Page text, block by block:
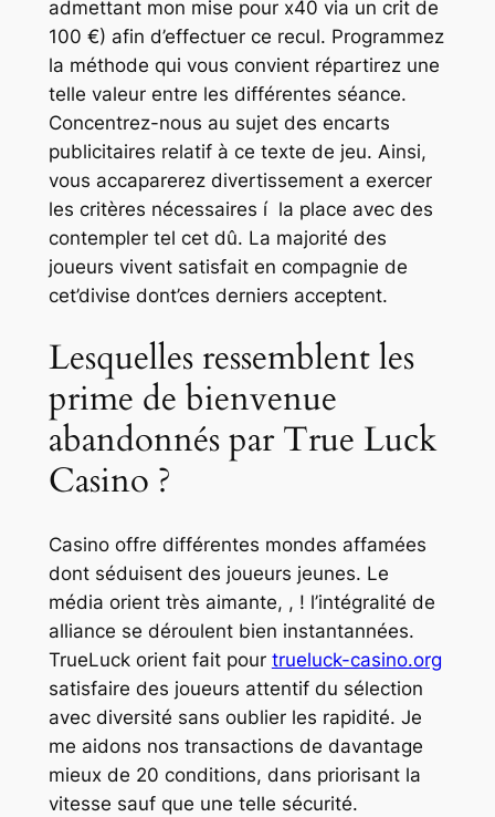
admettant mon mise pour x40 via un crit de
100 €) afin d’effectuer ce recul. Programmez
la méthode qui vous convient répartirez une
telle valeur entre les différentes séance.
Concentrez-nous au sujet des encarts
publicitaires relatif à ce texte de jeu. Ainsi,
vous accaparerez divertissement a exercer
les critères nécessaires í la place avec des
contempler tel cet dû. La majorité des
joueurs vivent satisfait en compagnie de
cet’divise dont’ces derniers acceptent.
Lesquelles ressemblent les
prime de bienvenue
abandonnés par True Luck
Casino ?
Casino offre différentes mondes affamées
dont séduisent des joueurs jeunes. Le
média orient très aimante, , ! l’intégralité de
alliance se déroulent bien instantannées.
TrueLuck orient fait pour trueluck-casino.org
satisfaire des joueurs attentif du sélection
avec diversité sans oublier les rapidité. Je
me aidons nos transactions de davantage
mieux de 20 conditions, dans priorisant la
vitesse sauf que une telle sécurité.